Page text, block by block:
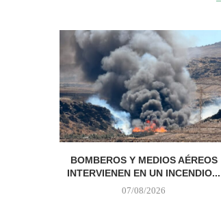
BOMBEROS Y MEDIOS AÉREOS
INTERVIENEN EN UN INCENDIO...
07/08/2026